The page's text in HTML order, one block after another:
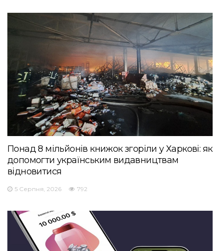
Понад 8 мільйонів книжок згоріли у Харкові: як
допомогти українським видавництвам
відновитися
5 Серпня, 2026 792